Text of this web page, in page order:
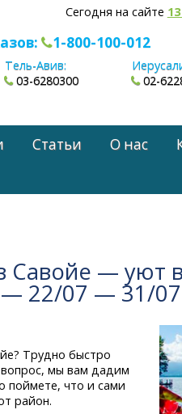
Сегодня на сайте
1-800-100-012
Тель-Авив:
03-6280300
02-
Статьи О нас
Савойе — уют
22/07 — 31/07
Трудно быстро
вопрос, мы вам дадим
поймете, что и сами
район.